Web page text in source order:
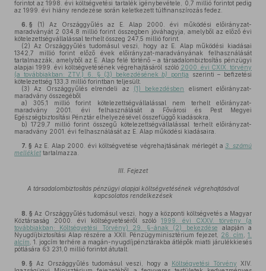
forintot az 1998. évi költségvetési tartalék igénybevétele, 0,7 millió forintot pedig
az 1999. évi hiány rendezése során keletkezett túlfinanszírozás fedez.
6. § (1) Az Országgyűlés az E. Alap 2000. évi működési előirányzat-
maradványát 2 034,8 millió forint összegben jóváhagyja, amelyből az előző évi
kötelezettségvállalással terhelt összeg 247,5 millió forint.
(2) Az Országgyűlés tudomásul veszi, hogy az E. Alap működési kiadásai
1342,7 millió forint előző évek előirányzat-maradványának felhasználását
tartalmazzák, amelyből az E. Alap felé történő – a társadalombiztosítás pénzügyi
alapjai 1999. évi költségvetésének végrehajtásáról szóló 2000. évi CXIX. törvény
(a továbbiakban: ZTV.) 6. § (3) bekezdésénekb) pontja szerinti – befizetési
kötelezettség 133,3 millió forintban teljesült.
(3) Az Országgyűlés elrendeli az (1) bekezdésben
elismert előirányzat-
maradvány összegéből
a) 305,1 millió forint kötelezettségvállalással nem terhelt előirányzat-
maradvány 2001. évi felhasználását a Fővárosi és Pest Megyei
Egészségbiztosítási Pénztár elhelyezésével összefüggő kiadásokra,
b) 1729,7 millió forint összegű kötelezettségvállalással terhelt előirányzat-
maradvány 2001. évi felhasználását az E. Alap működési kiadásaira.
7. § Az E. Alap 2000. évi költségvetése végrehajtásának mérlegét a3. számú
melléklettartalmazza.
III. Fejezet
A társadalombiztosítás pénzügyi alapjai költségvetésének végrehajtásával
kapcsolatos rendelkezések
8. § Az Országgyűlés tudomásul veszi, hogy a központi költségvetés a Magyar
Köztársaság 2000. évi költségvetéséről szóló 1999. évi CXXV. törvény (a
továbbiakban: Költségvetési Törvény) 29. §-ának (2) bekezdése alapján a
Nyugdíjbiztosítási Alap részére a XXII. Pénzügyminisztérium fejezet, 26. cím ,1.
alcím , 1. jogcím terhére a magán-nyugdíjpénztárakba átlépők miatti járulékkiesés
pótlására 63 231,0 millió forintot átutalt.
9. § Az Országgyűlés tudomásul veszi, hogy a Költségvetési Törvény XIV.